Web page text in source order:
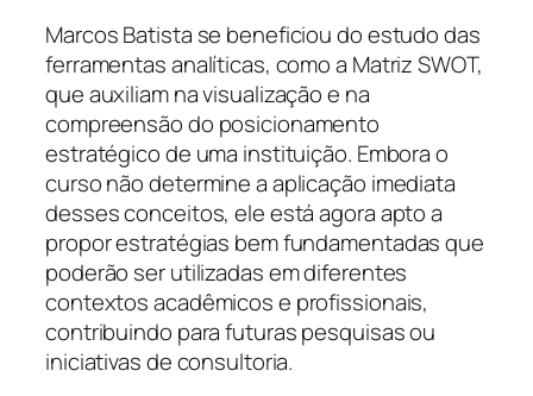
Marcos Batista se beneficiou do estudo das
ferramentas analíticas, como a Matriz SWOT,
que auxiliam na visualização e na
compreensão do posicionamento
estratégico de uma instituição. Embora o
curso não determine a aplicação imediata
desses conceitos, ele está agora apto a
propor estratégias bem fundamentadas que
poderão ser utilizadas em diferentes
contextos acadêmicos e profissionais,
contribuindo para futuras pesquisas ou
iniciativas de consultoria.